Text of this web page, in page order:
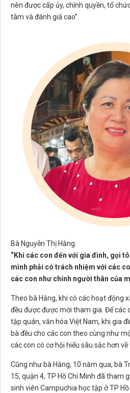
nên được cấp ủy, chính quyền, tổ
tâm và đánh giá cao”.
Bà Nguyễn Thị Hằng
“Khi các con đến với gia đình, gọi
mình phải có trách nhiệm với các
các con như chính người thân của
Theo bà Hằng, khi có các hoạt động
đều được được mời tham gia. Để các
tập quán, văn hóa Việt Nam, khi gia
bà đều cho các con theo cùng như
các con có cơ hội hiểu sâu sắc hơn về
Cũng như bà Hằng, 10 năm qua, bà
15, quận 4, TP Hồ Chí Minh đã tham
sinh viên Campuchia học tập ở TP